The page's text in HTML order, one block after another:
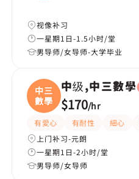
视像补习
一星期1日-1.5小时/堂
男导师/女导师-大学毕业
中三
數學
中级,中三數學
$170/hr
有愛心 有耐性 細心
上门补习-元朗
一星期1日-2小时/堂
男导师/女导师